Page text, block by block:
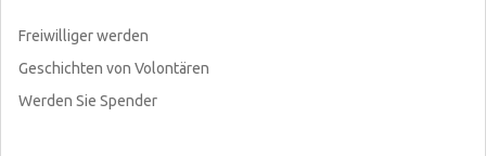
Freiwilliger werden
Geschichten von Volontären
Werden Sie Spender